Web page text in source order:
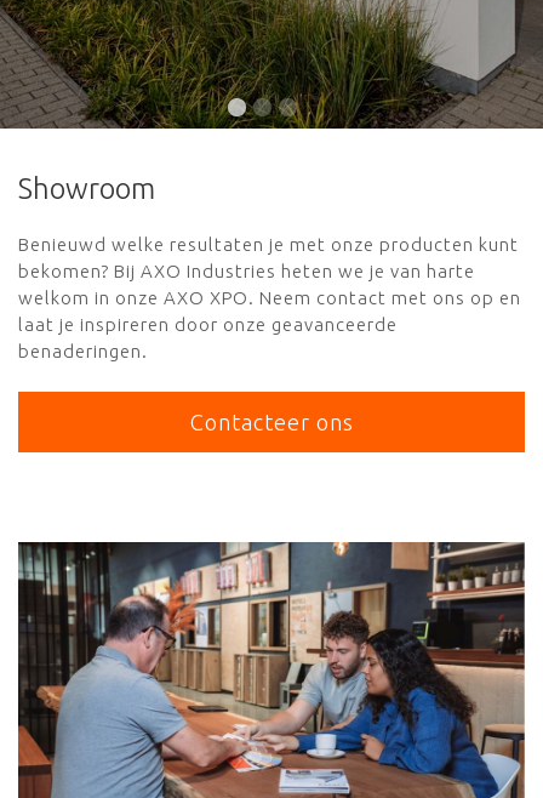
Showroom
Benieuwd welke resultaten je met onze producten kunt
bekomen? Bij AXO Industries heten we je van harte
welkom in onze AXO XPO. Neem contact met ons op en
laat je inspireren door onze geavanceerde
benaderingen.
Contacteer ons